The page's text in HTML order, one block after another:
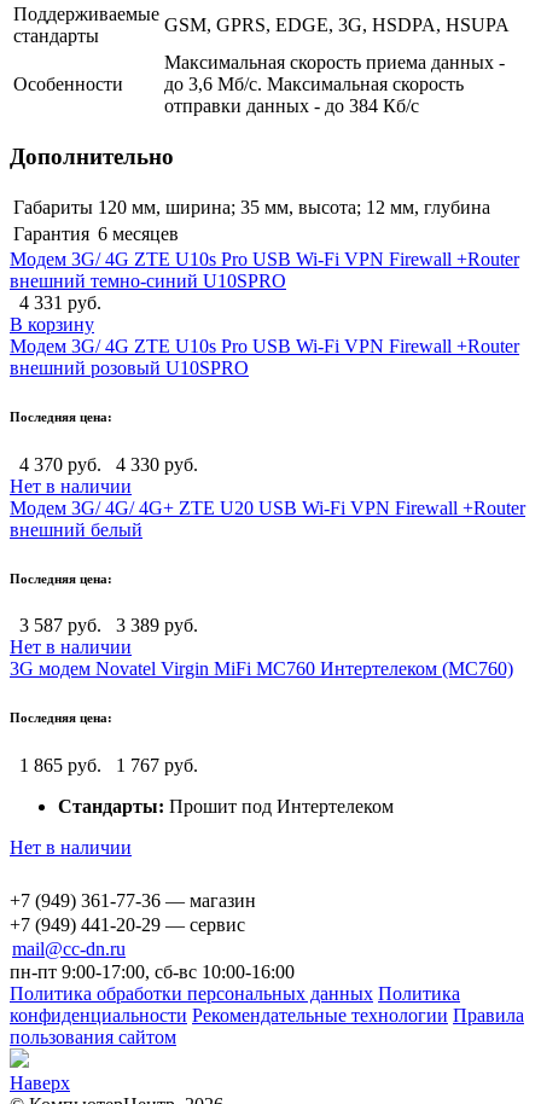
Поддерживаемые
стандарты
GSM, GPRS, EDGE, 3G, HSDPA, HSUPA
Особенности
Максимальная скорость приема данных -
до 3,6 Мб/с. Максимальная скорость
отправки данных - до 384 Кб/с
Дополнительно
Габариты 120 мм, ширина; 35 мм, высота; 12 мм, глубина
Гарантия 6 месяцев
Модем 3G/ 4G ZTE U10s Pro USB Wi-Fi VPN Firewall +Router
внешний темно-синий U10SPRO
4 331 руб.
В корзину
Модем 3G/ 4G ZTE U10s Pro USB Wi-Fi VPN Firewall +Router
внешний розовый U10SPRO
Последняя цена:
4 370 руб.
4 330 руб.
Нет в наличии
Модем 3G/ 4G/ 4G+ ZTE U20 USB Wi-Fi VPN Firewall +Router
внешний белый
Последняя цена:
3 587 руб.
3 389 руб.
Нет в наличии
3G модем Novatel Virgin MiFi MC760 Интертелеком (MC760)
Последняя цена:
1 865 руб.
1 767 руб.
Стандарты: Прошит под Интертелеком
Нет в наличии
+7 (949) 361-77-36 — магазин
+7 (949) 441-20-29 — сервис
mail@cc-dn.ru
пн-пт 9:00-17:00, сб-вс 10:00-16:00
Политика обработки персональных данных Политика
конфиденциальности Рекомендательные технологии Правила
пользования сайтом
Наверх